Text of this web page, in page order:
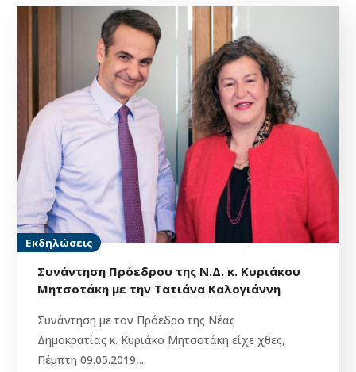
Εκδηλώσεις
Συνάντηση Πρόεδρου της Ν.Δ. κ. Κυριάκου
Μητσοτάκη με την Τατιάνα Καλογιάννη
Συνάντηση με τον Πρόεδρο της Νέας
Δημοκρατίας κ. Κυριάκο Μητσοτάκη είχε χθες,
Πέμπτη 09.05.2019,...